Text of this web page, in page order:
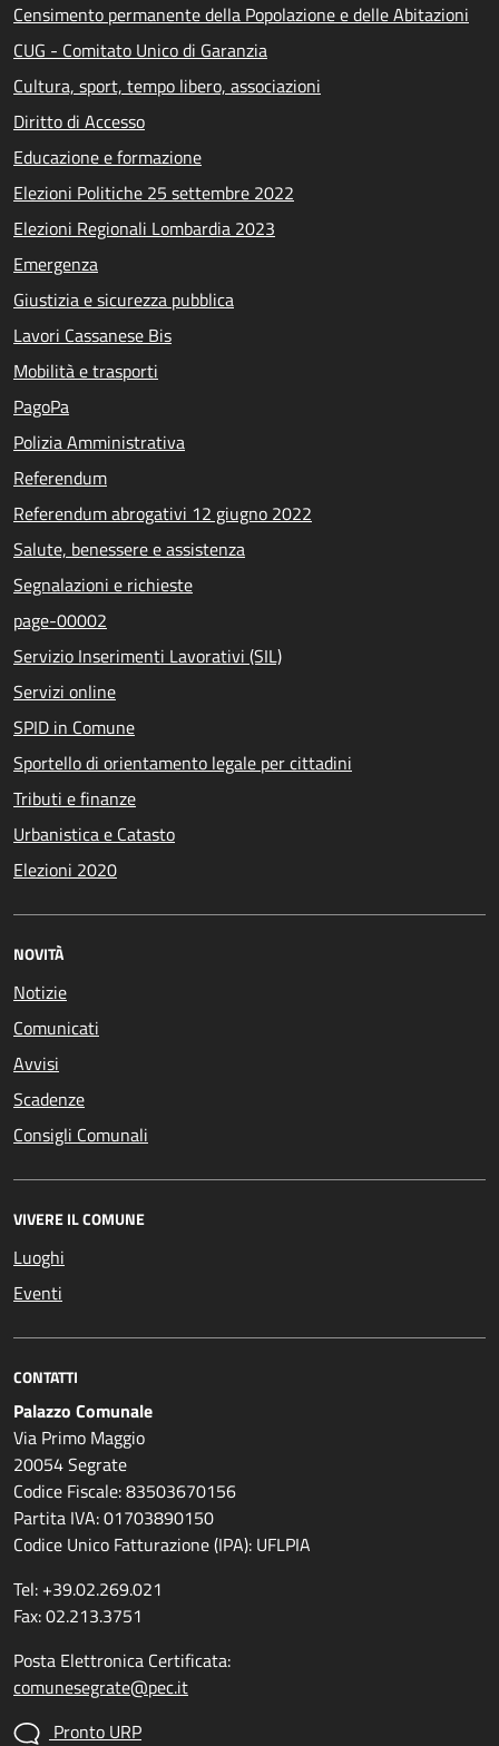
Censimento permanente della Popolazione e delle Abitazioni
CUG - Comitato Unico di Garanzia
Cultura, sport, tempo libero, associazioni
Diritto di Accesso
Educazione e formazione
Elezioni Politiche 25 settembre 2022
Elezioni Regionali Lombardia 2023
Emergenza
Giustizia e sicurezza pubblica
Lavori Cassanese Bis
Mobilità e trasporti
PagoPa
Polizia Amministrativa
Referendum
Referendum abrogativi 12 giugno 2022
Salute, benessere e assistenza
Segnalazioni e richieste
page-00002
Servizio Inserimenti Lavorativi (SIL)
Servizi online
SPID in Comune
Sportello di orientamento legale per cittadini
Tributi e finanze
Urbanistica e Catasto
Elezioni 2020
NOVITÀ
Notizie
Comunicati
Avvisi
Scadenze
Consigli Comunali
VIVERE IL COMUNE
Luoghi
Eventi
CONTATTI
Palazzo Comunale
Via Primo Maggio
20054 Segrate
Codice Fiscale: 83503670156
Partita IVA: 01703890150
Codice Unico Fatturazione (IPA): UFLPIA
Tel: +39.02.269.021
Fax: 02.213.3751
Posta Elettronica Certificata:
comunesegrate@pec.it
Pronto URP